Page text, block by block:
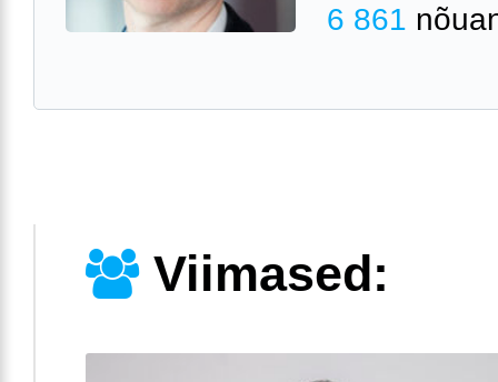
6 861
Viimased: